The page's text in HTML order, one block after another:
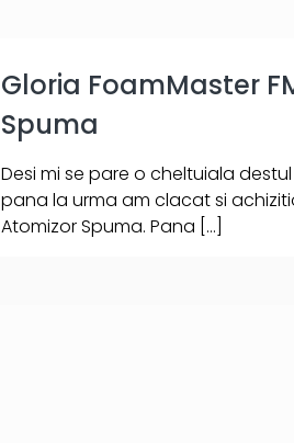
Gloria FoamMaster
Spuma
Desi mi se pare o cheltuiala
pana la urma am clacat si
Atomizor Spuma. Pana […]